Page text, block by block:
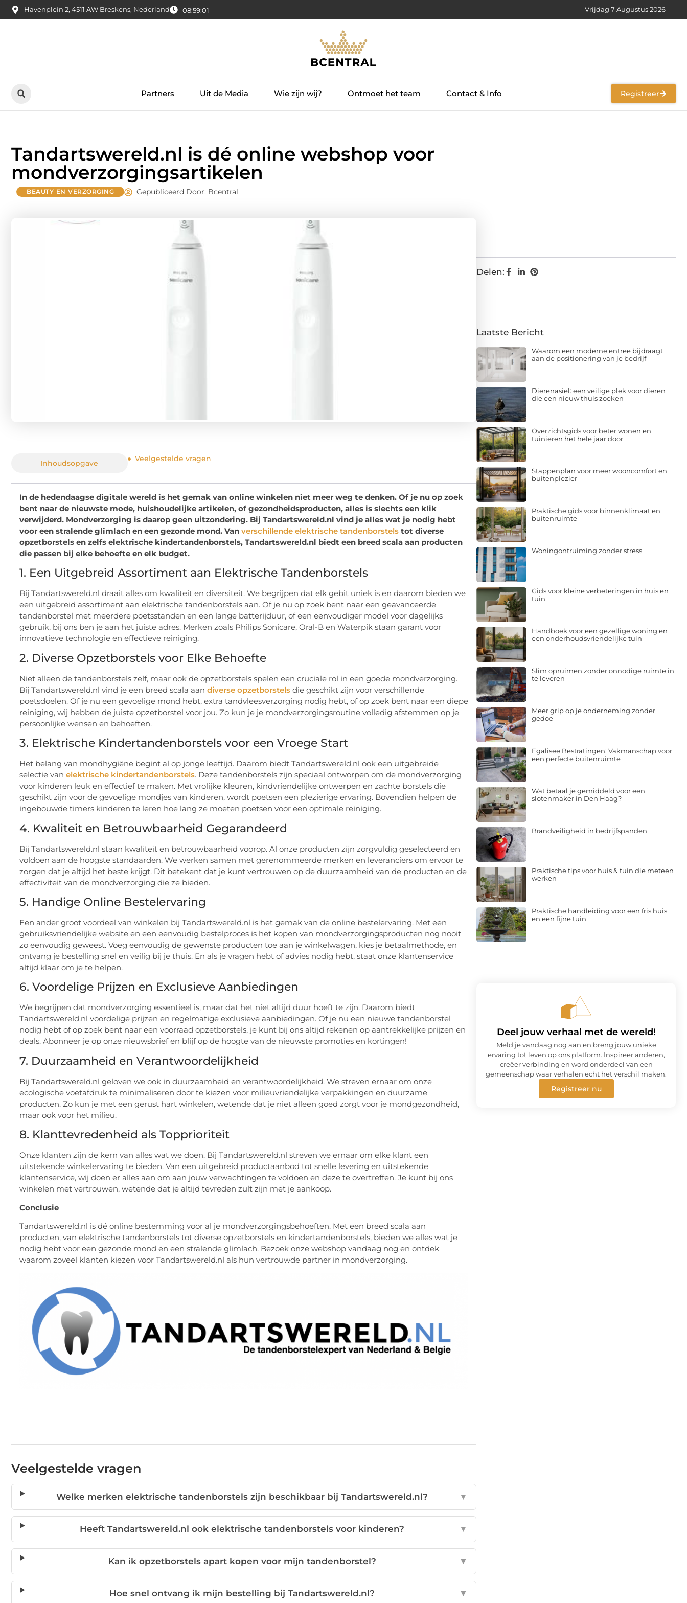
Havenplein 2, 4511 AW Breskens, Nederland 08:59:02 Vrijdag 7 Augustus 2026
Partners Uit de Media Wie zijn wij? Ontmoet het team Contact & Info Registreer
Tandartswereld.nl is dé online webshop voor
mondverzorgingsartikelen
BEAUTY EN VERZORGING Gepubliceerd Door: Bcentral
Inhoudsopgave Veelgestelde vragen
In de hedendaagse digitale wereld is het gemak van online winkelen niet meer weg te denken. Of je nu op zoek
bent naar de nieuwste mode, huishoudelijke artikelen, of gezondheidsproducten, alles is slechts een klik
verwijderd. Mondverzorging is daarop geen uitzondering. Bij Tandartswereld.nl vind je alles wat je nodig hebt
voor een stralende glimlach en een gezonde mond. Van verschillende elektrische tandenborstels tot diverse
opzetborstels en zelfs elektrische kindertandenborstels, Tandartswereld.nl biedt een breed scala aan producten
die passen bij elke behoefte en elk budget.
1. Een Uitgebreid Assortiment aan Elektrische Tandenborstels
Bij Tandartswereld.nl draait alles om kwaliteit en diversiteit. We begrijpen dat elk gebit uniek is en daarom bieden we
een uitgebreid assortiment aan elektrische tandenborstels aan. Of je nu op zoek bent naar een geavanceerde
tandenborstel met meerdere poetsstanden en een lange batterijduur, of een eenvoudiger model voor dagelijks
gebruik, bij ons ben je aan het juiste adres. Merken zoals Philips Sonicare, Oral-B en Waterpik staan garant voor
innovatieve technologie en effectieve reiniging.
2. Diverse Opzetborstels voor Elke Behoefte
Niet alleen de tandenborstels zelf, maar ook de opzetborstels spelen een cruciale rol in een goede mondverzorging.
Bij Tandartswereld.nl vind je een breed scala aan diverse opzetborstels die geschikt zijn voor verschillende
poetsdoelen. Of je nu een gevoelige mond hebt, extra tandvleesverzorging nodig hebt, of op zoek bent naar een diepe
reiniging, wij hebben de juiste opzetborstel voor jou. Zo kun je je mondverzorgingsroutine volledig afstemmen op je
persoonlijke wensen en behoeften.
3. Elektrische Kindertandenborstels voor een Vroege Start
Het belang van mondhygiëne begint al op jonge leeftijd. Daarom biedt Tandartswereld.nl ook een uitgebreide
selectie van elektrische kindertandenborstels. Deze tandenborstels zijn speciaal ontworpen om de mondverzorging
voor kinderen leuk en effectief te maken. Met vrolijke kleuren, kindvriendelijke ontwerpen en zachte borstels die
geschikt zijn voor de gevoelige mondjes van kinderen, wordt poetsen een plezierige ervaring. Bovendien helpen de
ingebouwde timers kinderen te leren hoe lang ze moeten poetsen voor een optimale reiniging.
4. Kwaliteit en Betrouwbaarheid Gegarandeerd
Bij Tandartswereld.nl staan kwaliteit en betrouwbaarheid voorop. Al onze producten zijn zorgvuldig geselecteerd en
voldoen aan de hoogste standaarden. We werken samen met gerenommeerde merken en leveranciers om ervoor te
zorgen dat je altijd het beste krijgt. Dit betekent dat je kunt vertrouwen op de duurzaamheid van de producten en de
effectiviteit van de mondverzorging die ze bieden.
5. Handige Online Bestelervaring
Een ander groot voordeel van winkelen bij Tandartswereld.nl is het gemak van de online bestelervaring. Met een
gebruiksvriendelijke website en een eenvoudig bestelproces is het kopen van mondverzorgingsproducten nog nooit
zo eenvoudig geweest. Voeg eenvoudig de gewenste producten toe aan je winkelwagen, kies je betaalmethode, en
ontvang je bestelling snel en veilig bij je thuis. En als je vragen hebt of advies nodig hebt, staat onze klantenservice
altijd klaar om je te helpen.
6. Voordelige Prijzen en Exclusieve Aanbiedingen
We begrijpen dat mondverzorging essentieel is, maar dat het niet altijd duur hoeft te zijn. Daarom biedt
Tandartswereld.nl voordelige prijzen en regelmatige exclusieve aanbiedingen. Of je nu een nieuwe tandenborstel
nodig hebt of op zoek bent naar een voorraad opzetborstels, je kunt bij ons altijd rekenen op aantrekkelijke prijzen en
deals. Abonneer je op onze nieuwsbrief en blijf op de hoogte van de nieuwste promoties en kortingen!
7. Duurzaamheid en Verantwoordelijkheid
Bij Tandartswereld.nl geloven we ook in duurzaamheid en verantwoordelijkheid. We streven ernaar om onze
ecologische voetafdruk te minimaliseren door te kiezen voor milieuvriendelijke verpakkingen en duurzame
producten. Zo kun je met een gerust hart winkelen, wetende dat je niet alleen goed zorgt voor je mondgezondheid,
maar ook voor het milieu.
8. Klanttevredenheid als Topprioriteit
Onze klanten zijn de kern van alles wat we doen. Bij Tandartswereld.nl streven we ernaar om elke klant een
uitstekende winkelervaring te bieden. Van een uitgebreid productaanbod tot snelle levering en uitstekende
klantenservice, wij doen er alles aan om aan jouw verwachtingen te voldoen en deze te overtreffen. Je kunt bij ons
winkelen met vertrouwen, wetende dat je altijd tevreden zult zijn met je aankoop.
Conclusie
Tandartswereld.nl is dé online bestemming voor al je mondverzorgingsbehoeften. Met een breed scala aan
producten, van elektrische tandenborstels tot diverse opzetborstels en kindertandenborstels, bieden we alles wat je
nodig hebt voor een gezonde mond en een stralende glimlach. Bezoek onze webshop vandaag nog en ontdek
waarom zoveel klanten kiezen voor Tandartswereld.nl als hun vertrouwde partner in mondverzorging.
Veelgestelde vragen
Welke merken elektrische tandenborstels zijn beschikbaar bij Tandartswereld.nl? ▼
Heeft Tandartswereld.nl ook elektrische tandenborstels voor kinderen? ▼
Kan ik opzetborstels apart kopen voor mijn tandenborstel? ▼
Hoe snel ontvang ik mijn bestelling bij Tandartswereld.nl? ▼
Delen:
Laatste Bericht
Waarom een moderne entree bijdraagt
aan de positionering van je bedrijf
Dierenasiel: een veilige plek voor dieren
die een nieuw thuis zoeken
Overzichtsgids voor beter wonen en
tuinieren het hele jaar door
Stappenplan voor meer wooncomfort en
buitenplezier
Praktische gids voor binnenklimaat en
buitenruimte
Woningontruiming zonder stress
Gids voor kleine verbeteringen in huis en
tuin
Handboek voor een gezellige woning en
een onderhoudsvriendelijke tuin
Slim opruimen zonder onnodige ruimte in
te leveren
Meer grip op je onderneming zonder
gedoe
Egalisee Bestratingen: Vakmanschap voor
een perfecte buitenruimte
Wat betaal je gemiddeld voor een
slotenmaker in Den Haag?
Brandveiligheid in bedrijfspanden
Praktische tips voor huis & tuin die meteen
werken
Praktische handleiding voor een fris huis
en een fijne tuin
Deel jouw verhaal met de wereld!
Meld je vandaag nog aan en breng jouw unieke
ervaring tot leven op ons platform. Inspireer anderen,
creëer verbinding en word onderdeel van een
gemeenschap waar verhalen echt het verschil maken.
Registreer nu